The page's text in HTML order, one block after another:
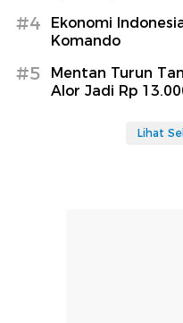
#4
Ekonomi
Komando
#5
Mentan Turun
Alor Jadi Rp
Lihat